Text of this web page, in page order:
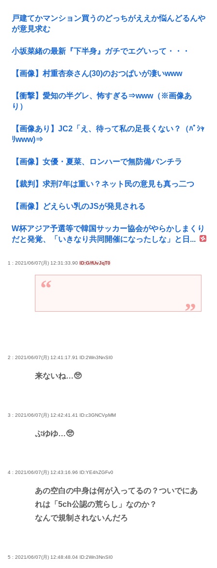
戸建てかマンション買うのどっちがええか悩んどるんや
が意見求む
小坂菜緒の最新『下半身』ガチでエグいって・・・
【画像】村重杏奈さん(30)のおつぱいが凄いwww
【衝撃】愛知の半グレ、怖すぎる⇒www（※画像あ
り）
【画像あり】JC2「え、待って私の足長くない？（ﾊﾟｼｬ
ﾘwww)⇒
【画像】女優・夏菜、ロンハーで無防備パンチラ
【裁判】求刑7年は重い？ネット民の意見も真っ二つ
【画像】どえらい乳のJSが発見される
W杯アジア予選等で韓国サッカー協会がやらかしまくり
だと発覚、「いきなり共同開催になったしな」と日...
1 : 2021/06/07(月) 12:31:33.90 ID:G/fUvJqT0
2 : 2021/06/07(月) 12:41:17.91 ID:2Wn3NnSI0
来ないね…🥺
3 : 2021/06/07(月) 12:42:41.41 ID:c3GNCVpMM
ぷゆゆ…🥺
4 : 2021/06/07(月) 12:43:16.96 ID:YE4hZGFv0
あの空白の中身は何が入ってるの？ついでにあ
れは「5ch公認の荒らし」なのか？
なんで規制されないんだろ
5 : 2021/06/07(月) 12:48:48.04 ID:2Wn3NnSI0